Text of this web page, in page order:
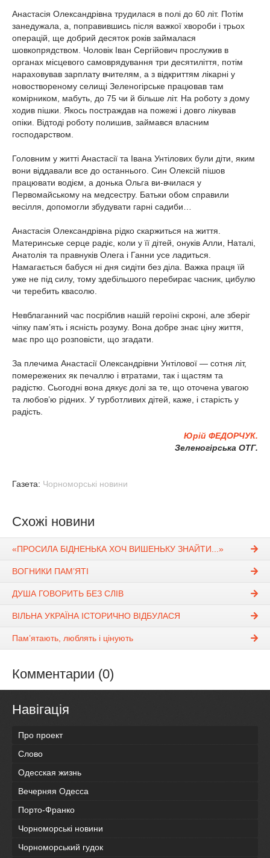
Анастасія Олександрівна трудилася в полі до 60 літ. Потім
занедужала, а, поправившись після важкої хвороби і трьох
операцій, ще добрий десяток років займалася
шовкопрядством. Чоловік Іван Сергійович прослужив в
органах місцевого самоврядування три десятиліття, потім
нараховував зарплату вчителям, а з відкриттям лікарні у
новоствореному селищі Зеленогірське працював там
комірником, мабуть, до 75 чи й більше літ. На роботу з дому
ходив пішки. Якось постраждав на пожежі і довго лікував
опіки. Відтоді роботу полишив, займався власним
господарством.
Головним у житті Анастасії та Івана Унтілових були діти, яким
вони віддавали все до останнього. Син Олексій пішов
працювати водієм, а донька Ольга ви-вчилася у
Первомайському на медсестру. Батьки обом справили
весілля, допомогли збудувати гарні садиби…
Анастасія Олександрівна рідко скаржиться на життя.
Материнське серце радіє, коли у її дітей, онуків Алли, Наталі,
Анатолія та правнуків Олега і Ганни усе ладиться.
Намагається бабуся ні дня сидіти без діла. Важка праця їй
уже не під силу, тому здебільшого перебирає часник, цибулю
чи теребить квасолю.
Невблаганний час посріблив нашій героїні скроні, але зберіг
чіпку пам’ять і ясність розуму. Вона добре знає ціну життя,
має про що розповісти, що згадати.
За плечима Анастасії Олександрівни Унтілової — сотня літ,
помережених як печаллю і втратами, так і щастям та
радістю. Сьогодні вона дякує долі за те, що оточена увагою
та любов’ю рідних. У турботливих дітей, каже, і старість у
радість.
Юрій ФЕДОРЧУК.
Зеленогірська ОТГ.
Газета: Чорноморські новини
Схожі новини
«ПРОСИЛА БІДНЕНЬКА ХОЧ ВИШЕНЬКУ ЗНАЙТИ...»
ВОГНИКИ ПАМ’ЯТІ
ДУША ГОВОРИТЬ БЕЗ СЛІВ
ВІЛЬНА УКРАЇНА ІСТОРИЧНО ВІДБУЛАСЯ
Пам’ятають, люблять i цiнують
Комментарии (0)
Навігація
Про проект
Слово
Одесская жизнь
Вечерняя Одесса
Порто-Франко
Чорноморські новини
Чорноморський гудок